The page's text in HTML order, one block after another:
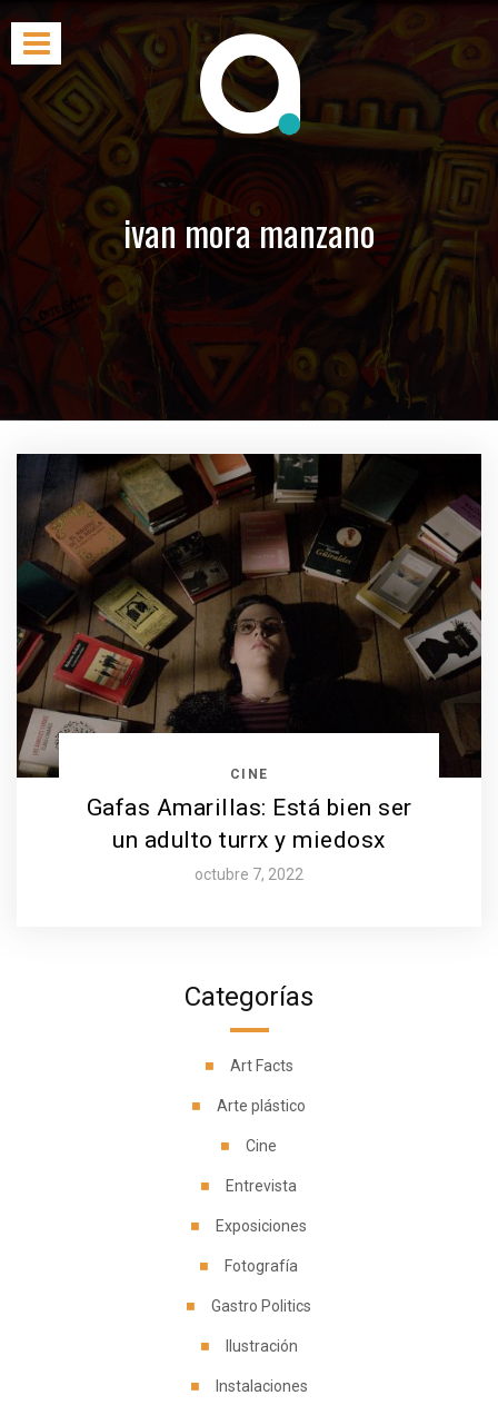
ivan mora manzano
Categorías
Art Facts
Arte plástico
Cine
Entrevista
Exposiciones
Fotografía
Gastro Politics
Ilustración
Instalaciones
CINE
Gafas Amarillas: Está bien ser
un adulto turrx y miedosx
octubre 7, 2022